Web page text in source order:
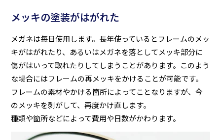
メッキの塗装がはがれた
メガネは毎日使用します。長年使っているとフレームのメッ
キがはがれたり、あるいはメガネを落としてメッキ部分に
傷がはいって取れたりしてしまうことがあります。このよう
な場合にはフレームの再メッキをかけることが可能です。
フレームの素材やかける箇所によってことなりますが、今
のメッキを剥がして、再度かけ直します。
種類や箇所などによって費用や日数がかわります。